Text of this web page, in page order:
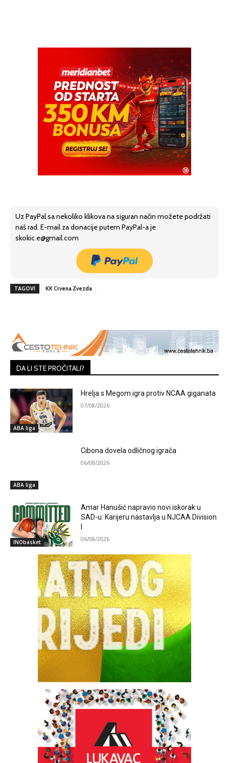
Uz PayPal sa nekoliko klikova na siguran način možete podržati
naš rad. E-mail za donacije putem PayPal-a je
skokic.e@gmail.com
TAGOVI KK Crvena Zvezda
DA LI STE PROČITALI?
ABA liga
Hrelja s Megom igra protiv NCAA giganata
07/08/2026
ABA liga
Cibona dovela odličnog igrača
06/08/2026
INObasket
Amar Hanušić napravio novi iskorak u
SAD-u: Karijeru nastavlja u NJCAA Division
06/08/2026